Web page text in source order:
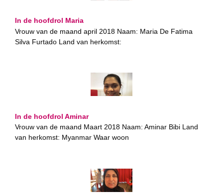
In de hoofdrol Maria
Vrouw van de maand april 2018 Naam: Maria De Fatima
Silva Furtado Land van herkomst:
In de hoofdrol Aminar
Vrouw van de maand Maart 2018 Naam: Aminar Bibi Land
van herkomst: Myanmar Waar woon